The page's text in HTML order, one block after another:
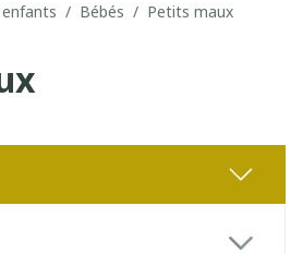
/ Bébés / Petits maux